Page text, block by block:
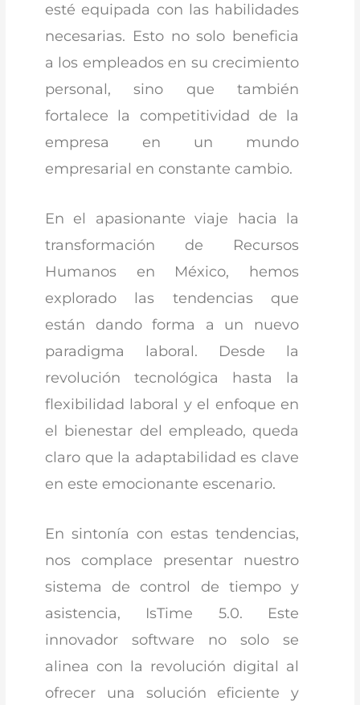
esté equipada con las habilidades
necesarias. Esto no solo beneficia
a los empleados en su crecimiento
personal, sino que también
fortalece la competitividad de la
empresa en un mundo
empresarial en constante cambio.
En el apasionante viaje hacia la
transformación de Recursos
Humanos en México, hemos
explorado las tendencias que
están dando forma a un nuevo
paradigma laboral. Desde la
revolución tecnológica hasta la
flexibilidad laboral y el enfoque en
el bienestar del empleado, queda
claro que la adaptabilidad es clave
en este emocionante escenario.
En sintonía con estas tendencias,
nos complace presentar nuestro
sistema de control de tiempo y
asistencia, IsTime 5.0. Este
innovador software no solo se
alinea con la revolución digital al
ofrecer una solución eficiente y